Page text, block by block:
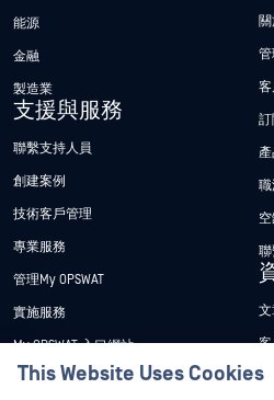
能源
金融
製造業
支援與服務
聯繫支持人員
創建案例
技術客戶管理
專業服務
管理My OPSWAT
實施服務
My OPSWAT 入口網站
技術檔案
管
客
訂
職
聯
文
客
新
This Website Uses Cookies